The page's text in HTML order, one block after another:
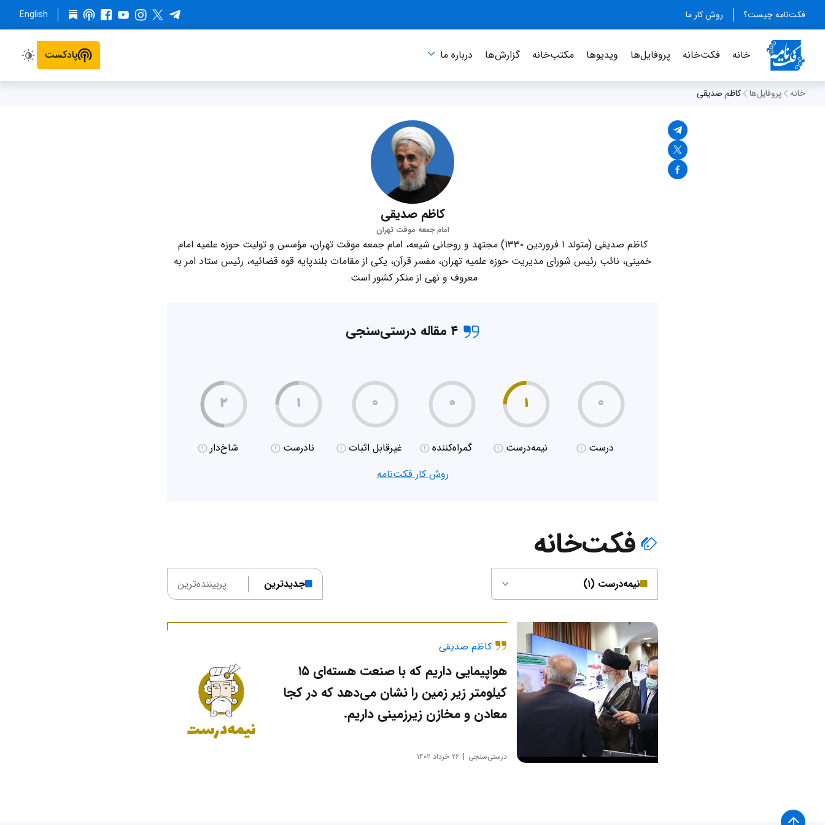
فکت‌نامه چیست؟ روش کار ما English
خانه فکت‌خانه پروفایل‌ها ویدیو‌ها مکتب‌خانه گزارش‌ها درباره‌ ما پادکست
خانه پروفایل‌ها کاظم صدیقی
کاظم صدیقی
امام جمعه موقت تهران
کاظم صدیقی (متولد ۱ فروردین ۱۳۳۰) مجتهد و روحانی شیعه، امام جمعه موقت تهران، مؤسس و تولیت حوزه علمیه امام
خمینی، نائب رئیس شورای مدیریت حوزه علمیه تهران، مفسر قرآن، یکی از مقامات بلندپایه قوه قضائیه، رئیس ستاد امر به
معروف و نهی از منکر کشور است.
۴ مقاله درستی‌سنجی
۰
درست
۱
نیمه‌درست
۰
گمراه‌کننده
۰
غیر‌قابل اثبات
۱
نادرست
۲
شاخ‌دار
روش کار فکت‌نامه
فکت‌خانه
نیمه‌درست (۱) جدیدترین پربیننده‌ترین
کاظم صدیقی
هواپیمایی داریم که با صنعت هسته‌ای ۱۵
کیلومتر زیر زمین را نشان می‌دهد که در کجا
معادن و مخازن زیرزمینی داریم.
نیمه‌درست
درستی‌سنجی ۲۶ خرداد ۱۴۰۲